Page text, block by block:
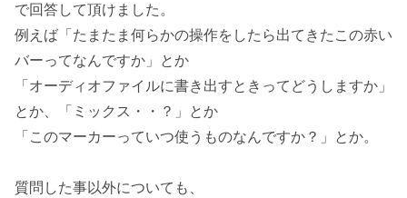
で回答して頂けました。
例えば「たまたま何らかの操作をしたら出てきたこの赤い
バーってなんですか」とか
「オーディオファイルに書き出すときってどうしますか」
とか、「ミックス・・？」とか
「このマーカーっていつ使うものなんですか？」とか。
質問した事以外についても、